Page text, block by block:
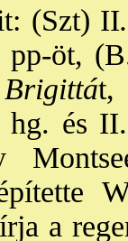
(Szt) II
pp-öt,
Brigittát,
hg. és
a